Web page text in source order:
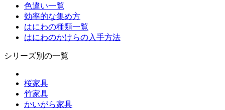
色違い一覧
効率的な集め方
はにわの種類一覧
はにわのかけらの入手方法
シリーズ別の一覧
桜家具
竹家具
かいがら家具